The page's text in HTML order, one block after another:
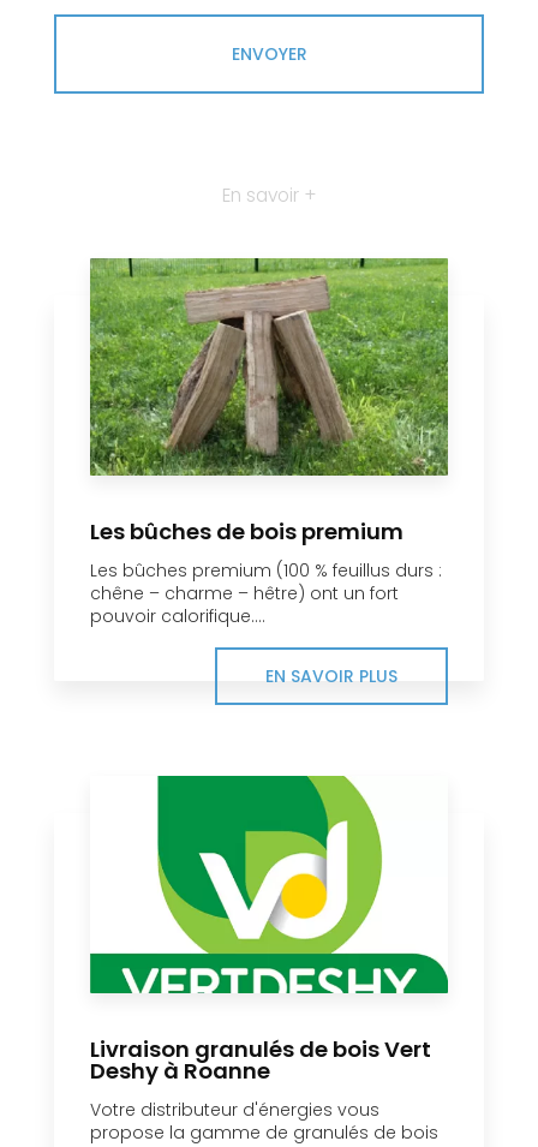
En savoir +
Les bûches de bois premium
Les bûches premium (100 % feuillus durs :
chêne – charme – hêtre) ont un fort
pouvoir calorifique....
EN SAVOIR PLUS
Livraison granulés de bois Vert
Deshy à Roanne
Votre distributeur d'énergies vous
propose la gamme de granulés de bois